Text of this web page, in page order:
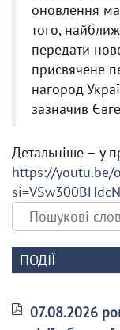
оновлення
того,
передати
присвячене
нагород
зазначив
Детальніше – у
https://youtu.be/
ПОДІЇ
07.08.2026